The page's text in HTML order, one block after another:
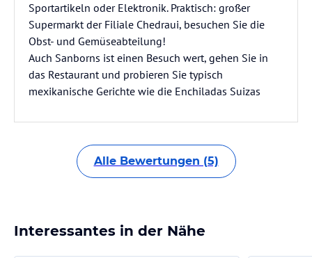
Sportartikeln oder Elektronik. Praktisch: großer
Supermarkt der Filiale Chedraui, besuchen Sie die
Obst- und Gemüseabteilung!
Auch Sanborns ist einen Besuch wert, gehen Sie in
das Restaurant und probieren Sie typisch
mexikanische Gerichte wie die Enchiladas Suizas
Alle Bewertungen (5)
Interessantes in der Nähe